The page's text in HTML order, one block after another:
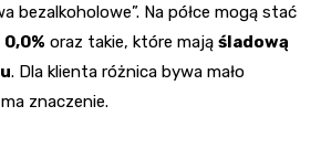
bezalkoholowe”. Na półce mogą stać
0,0% oraz takie, które mają śladową
. Dla klienta różnica bywa mało
znaczenie.